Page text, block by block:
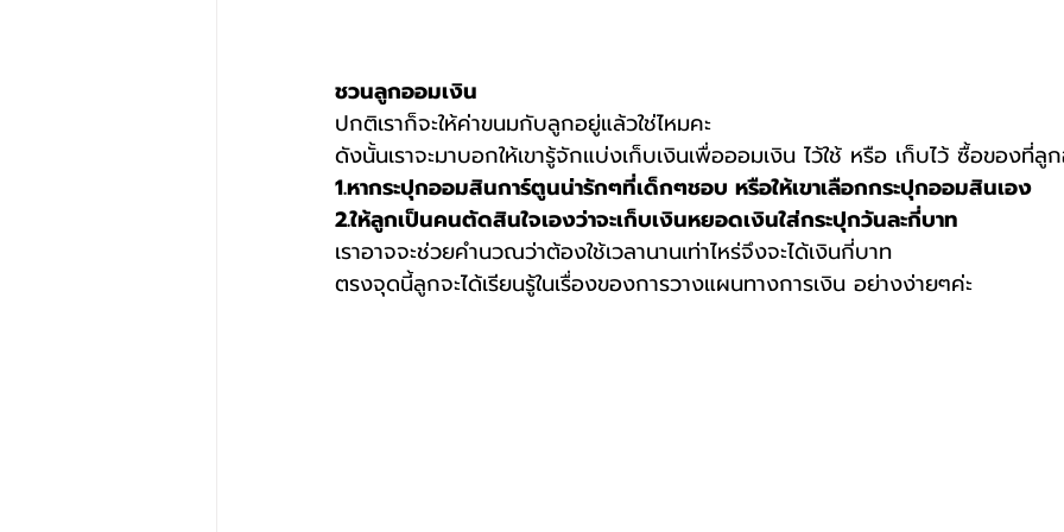
ชวนลูกออมเงิน
ปกติเราก็จะให้ค่าขนมกับลูกอยู่แล้วใช่ไหมคะ
ดังนั้นเราจะมาบอกให้เขารู้จักแบ่งเก็บเงินเพื่อออมเงิน ไว้ใช้ หรือ เก็บไว้ ซื้อของที่ลู
1.หากระปุกออมสินการ์ตูนน่ารักๆที่เด็กๆชอบ หรือให้เขาเลือกกระปุกออมสินเอง
2.ให้ลูกเป็นคนตัดสินใจเองว่าจะเก็บเงินหยอดเงินใส่กระปุกวันละกี่บาท
เราอาจจะช่วยคำนวณว่าต้องใช้เวลานานเท่าไหร่จึงจะได้เงินกี่บาท
ตรงจุดนี้ลูกจะได้เรียนรู้ในเรื่องของการวางแผนทางการเงิน อย่างง่ายๆค่ะ